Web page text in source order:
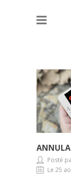
Posté
Le 25